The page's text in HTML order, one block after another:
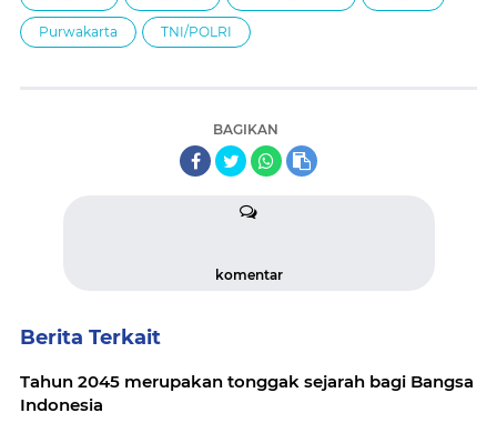
Purwakarta TNI/POLRI
BAGIKAN
komentar
Berita Terkait
Tahun 2045 merupakan tonggak sejarah bagi Bangsa
Indonesia